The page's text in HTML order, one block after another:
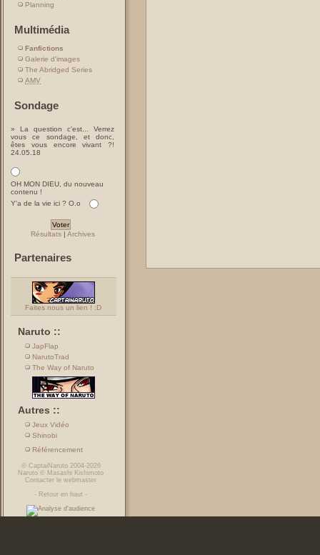
Planning
Multimédia
Fanfictions
Galerie d'images
The Abridged Series
AMV
Sondage
» La question c'est... Verrez
vous ce sondage, et donc,
êtes vous encore vivant ?!
24.05.18
OH MON DIEU, du nouveau
contenu !
Y'a de la vie ici ? O.o
Résultats| Archives
Partenaires
Faites nous un lien ! :D
Naruto ::
JapFlap
NarutoTrad
The Way of Naruto
Autres ::
Jeux Vidéo
Shinobi
Référencement
© CaptaiNaruto2004-2026
Naruto © Masashi Kishimoto
Contacter le webmaster
- Retour en haut -